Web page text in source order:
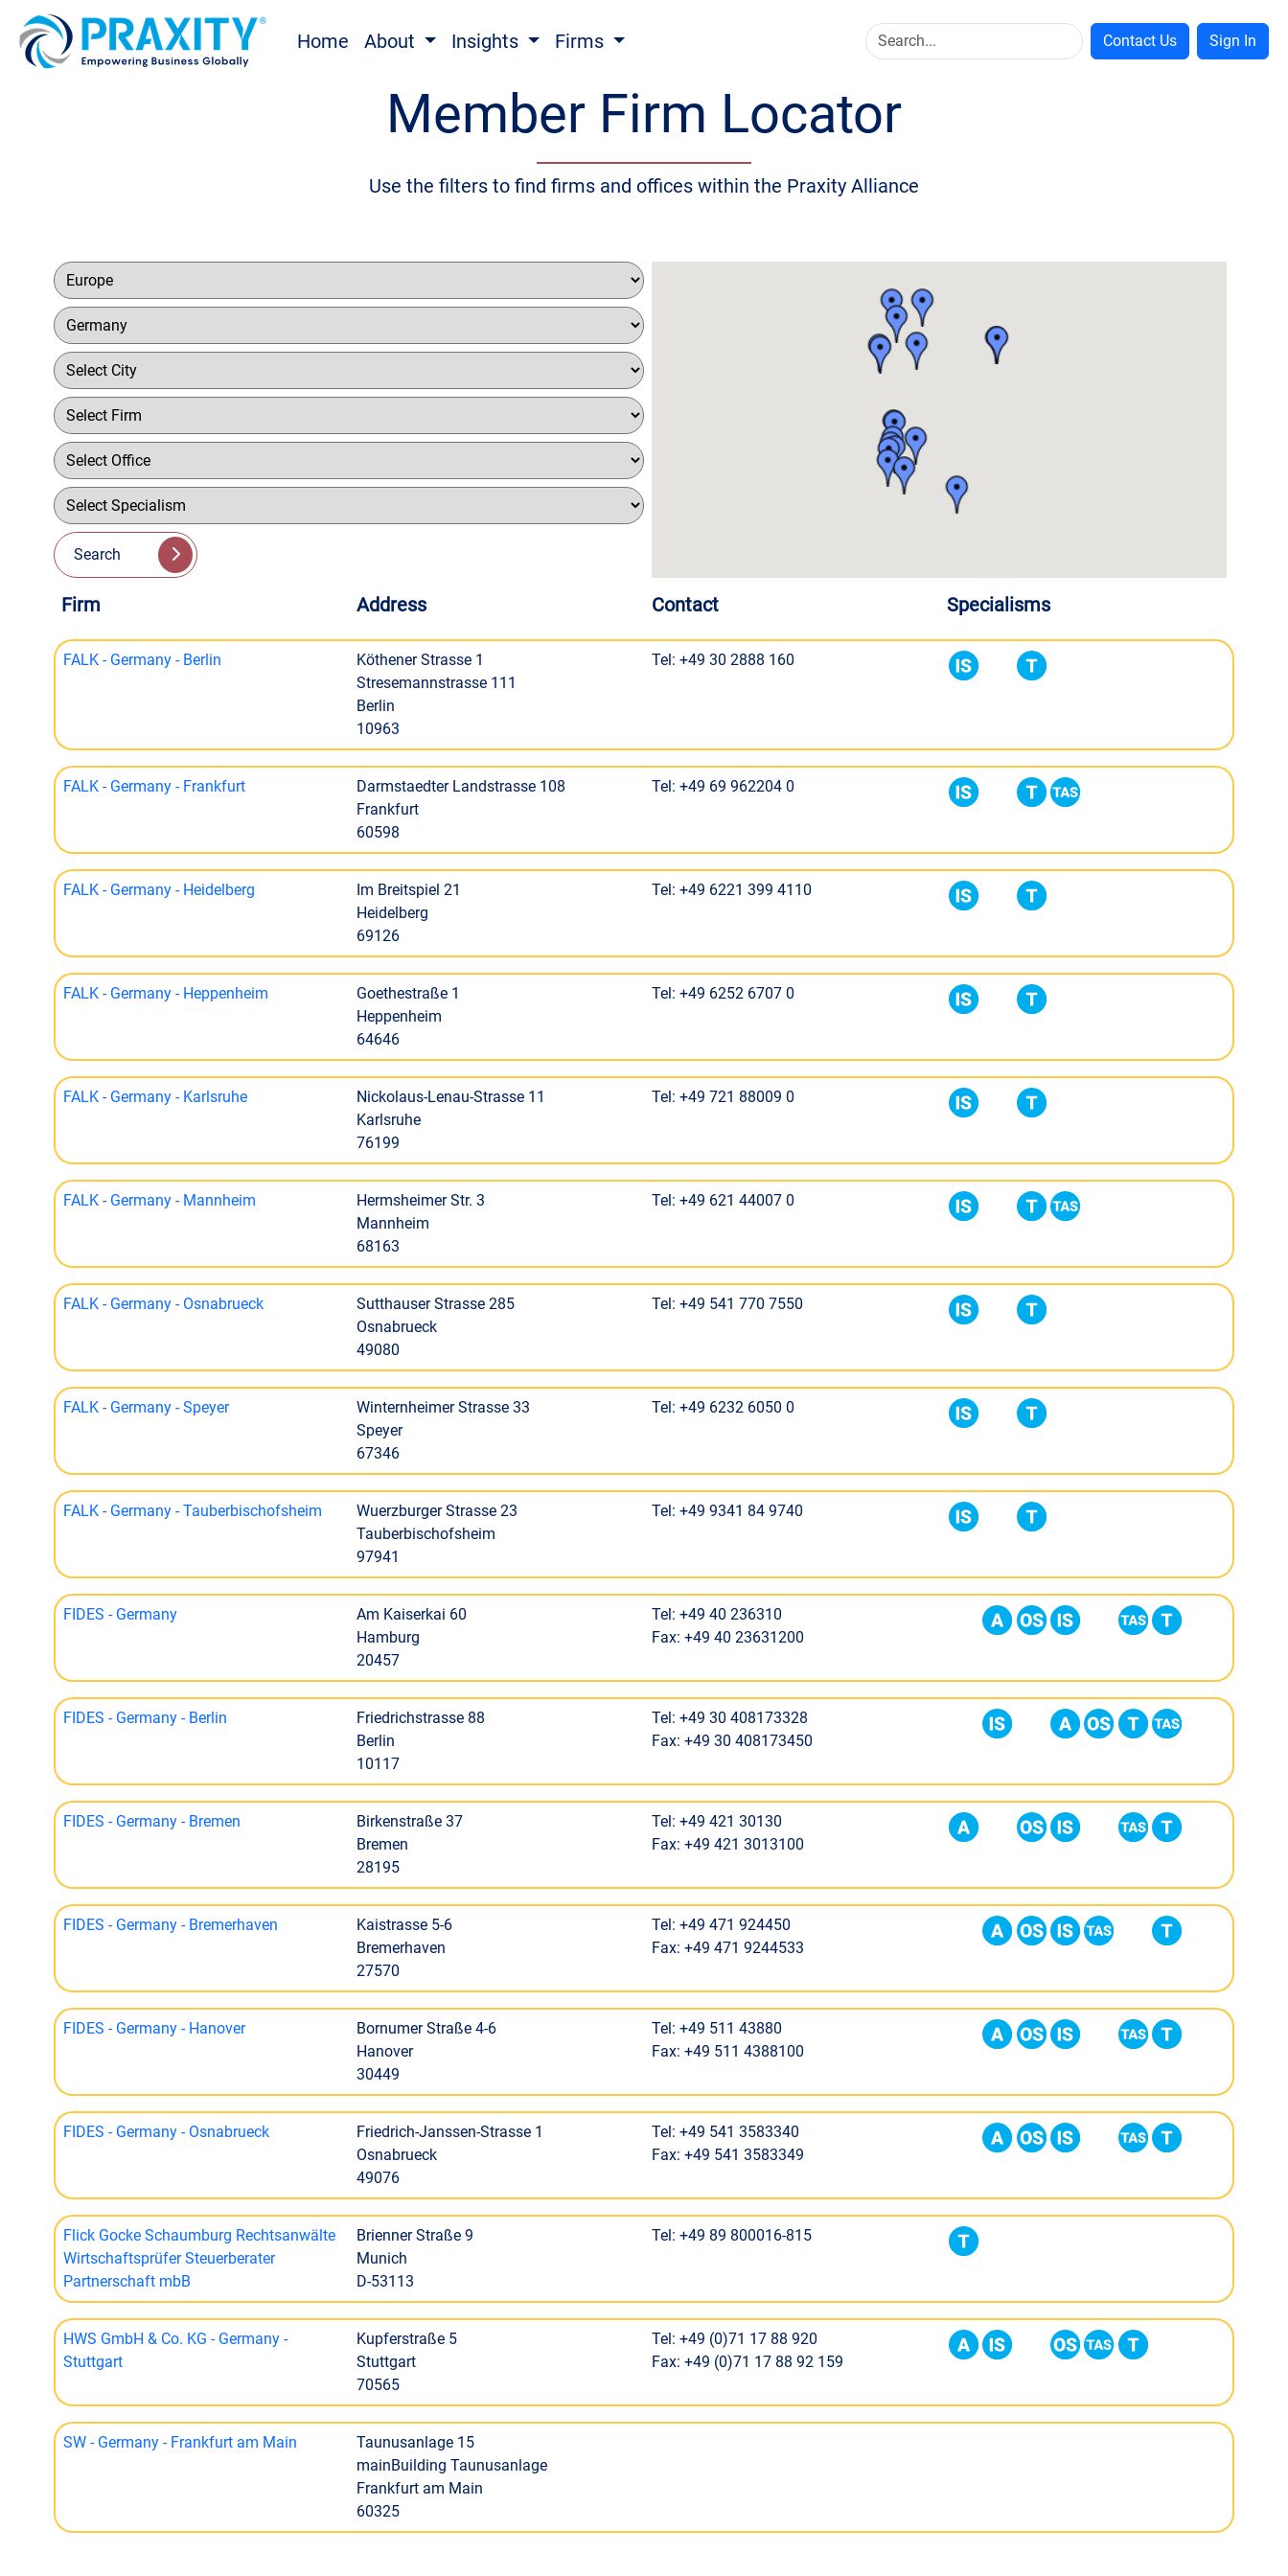
Home About Insights Firms Contact Us Sign In
Member Firm Locator
Use the filters to find firms and offices within the Praxity Alliance
Search
Firm
FALK - Germany - Berlin
Address
Köthener Strasse 1
Stresemannstrasse 111
Berlin
10963
Contact
Tel: +49 30 2888 160
Specialisms
FALK - Germany - Frankfurt
Darmstaedter Landstrasse 108
Frankfurt
60598
Tel: +49 69 962204 0
FALK - Germany - Heidelberg
Im Breitspiel 21
Heidelberg
69126
Tel: +49 6221 399 4110
FALK - Germany - Heppenheim
Goethestraße 1
Heppenheim
64646
Tel: +49 6252 6707 0
FALK - Germany - Karlsruhe
Nickolaus-Lenau-Strasse 11
Karlsruhe
76199
Tel: +49 721 88009 0
FALK - Germany - Mannheim
Hermsheimer Str. 3
Mannheim
68163
Tel: +49 621 44007 0
FALK - Germany - Osnabrueck
Sutthauser Strasse 285
Osnabrueck
49080
Tel: +49 541 770 7550
FALK - Germany - Speyer
Winternheimer Strasse 33
Speyer
67346
Tel: +49 6232 6050 0
FALK - Germany - Tauberbischofsheim
Wuerzburger Strasse 23
Tauberbischofsheim
97941
Tel: +49 9341 84 9740
FIDES - Germany
Am Kaiserkai 60
Hamburg
20457
Tel: +49 40 236310
Fax: +49 40 23631200
FIDES - Germany - Berlin
Friedrichstrasse 88
Berlin
10117
Tel: +49 30 408173328
Fax: +49 30 408173450
FIDES - Germany - Bremen
Birkenstraße 37
Bremen
28195
Tel: +49 421 30130
Fax: +49 421 3013100
FIDES - Germany - Bremerhaven
Kaistrasse 5-6
Bremerhaven
27570
Tel: +49 471 924450
Fax: +49 471 9244533
FIDES - Germany - Hanover
Bornumer Straße 4-6
Hanover
30449
Tel: +49 511 43880
Fax: +49 511 4388100
FIDES - Germany - Osnabrueck
Friedrich-Janssen-Strasse 1
Osnabrueck
49076
Tel: +49 541 3583340
Fax: +49 541 3583349
Flick Gocke Schaumburg Rechtsanwälte
Wirtschaftsprüfer Steuerberater
Partnerschaft mbB
Brienner Straße 9
Munich
D-53113
Tel: +49 89 800016-815
HWS GmbH & Co. KG - Germany -
Stuttgart
Kupferstraße 5
Stuttgart
70565
Tel: +49 (0)71 17 88 920
Fax: +49 (0)71 17 88 92 159
SW - Germany - Frankfurt am Main
Taunusanlage 15
mainBuilding Taunusanlage
Frankfurt am Main
60325